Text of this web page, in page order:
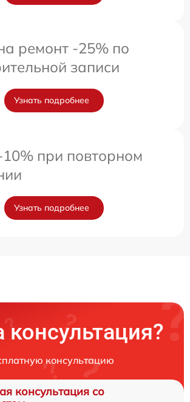
ремонт -25% по
записи
Узнать подробнее
при повторном
Узнать подробнее
консультацию
консультация со